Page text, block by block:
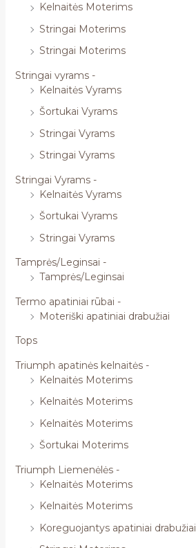
Kelnaitės Moterims
Stringai Moterims
Stringai Moterims
Stringai vyrams -
Kelnaitės Vyrams
Šortukai Vyrams
Stringai Vyrams
Stringai Vyrams
Stringai Vyrams -
Kelnaitės Vyrams
Šortukai Vyrams
Stringai Vyrams
Tamprės/Leginsai -
Tamprės/Leginsai
Termo apatiniai rūbai -
Moteriški apatiniai drabužiai
Tops
Triumph apatinės kelnaitės -
Kelnaitės Moterims
Kelnaitės Moterims
Kelnaitės Moterims
Šortukai Moterims
Triumph Liemenėlės -
Kelnaitės Moterims
Kelnaitės Moterims
Koreguojantys apatiniai drabužiai